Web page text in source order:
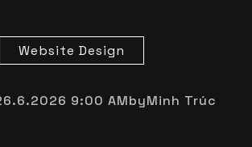
Website Design
9:00 AMbyMinh Trúc